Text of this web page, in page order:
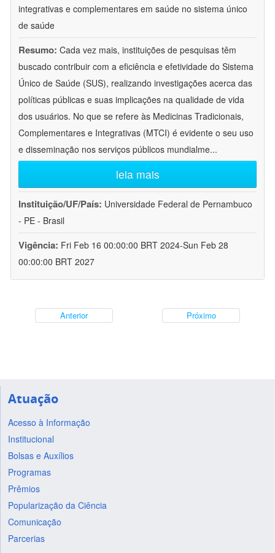
integrativas e complementares em saúde no sistema único
de saúde
Resumo: Cada vez mais, instituições de pesquisas têm
buscado contribuir com a eficiência e efetividade do Sistema
Único de Saúde (SUS), realizando investigações acerca das
políticas públicas e suas implicações na qualidade de vida
dos usuários. No que se refere às Medicinas Tradicionais,
Complementares e Integrativas (MTCI) é evidente o seu uso
e disseminação nos serviços públicos mundialme...
leia mais
Instituição/UF/País: Universidade Federal de Pernambuco
- PE - Brasil
Vigência: Fri Feb 16 00:00:00 BRT 2024-Sun Feb 28
00:00:00 BRT 2027
Anterior Próximo
Atuação
Acesso à Informação
Institucional
Bolsas e Auxílios
Programas
Prêmios
Popularização da Ciência
Comunicação
Parcerias